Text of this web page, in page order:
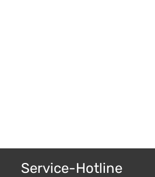
Service-Hotline